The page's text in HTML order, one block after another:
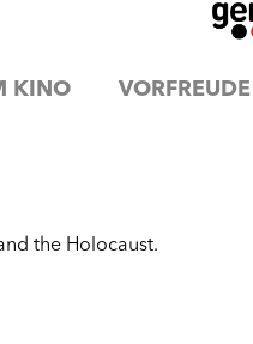
KINO VORFREUDE
the Holocaust.